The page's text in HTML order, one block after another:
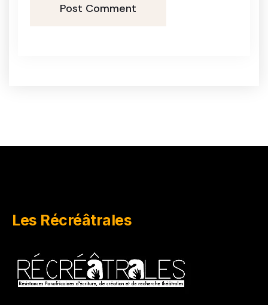
Post Comment
Les Récréâtrales